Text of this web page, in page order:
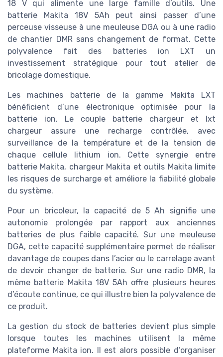
18 V qui alimente une large famille d’outils. Une
batterie Makita 18V 5Ah peut ainsi passer d’une
perceuse visseuse à une meuleuse DGA ou à une radio
de chantier DMR sans changement de format. Cette
polyvalence fait des batteries ion LXT un
investissement stratégique pour tout atelier de
bricolage domestique.
Les machines batterie de la gamme Makita LXT
bénéficient d’une électronique optimisée pour la
batterie ion. Le couple batterie chargeur et lxt
chargeur assure une recharge contrôlée, avec
surveillance de la température et de la tension de
chaque cellule lithium ion. Cette synergie entre
batterie Makita, chargeur Makita et outils Makita limite
les risques de surcharge et améliore la fiabilité globale
du système.
Pour un bricoleur, la capacité de 5 Ah signifie une
autonomie prolongée par rapport aux anciennes
batteries de plus faible capacité. Sur une meuleuse
DGA, cette capacité supplémentaire permet de réaliser
davantage de coupes dans l’acier ou le carrelage avant
de devoir changer de batterie. Sur une radio DMR, la
même batterie Makita 18V 5Ah offre plusieurs heures
d’écoute continue, ce qui illustre bien la polyvalence de
ce produit.
La gestion du stock de batteries devient plus simple
lorsque toutes les machines utilisent la même
plateforme Makita ion. Il est alors possible d’organiser